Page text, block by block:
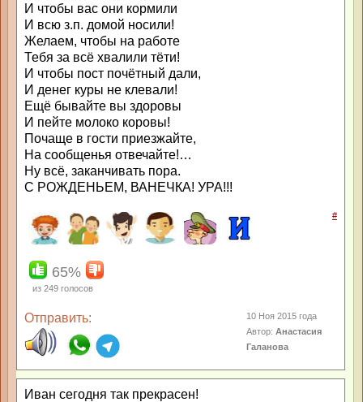
И чтобы вас они кормили
И всю з.п. домой носили!
Желаем, чтобы на работе
Тебя за всё хвалили тёти!
И чтобы пост почётный дали,
И денег куры не клевали!
Ещё бывайте вы здоровы
И пейте молоко коровы!
Почаще в гости приезжайте,
На сообщенья отвечайте!…
Ну всё, заканчивать пора.
С РОЖДЕНЬЕМ, ВАНЕЧКА! УРА!!!
#
65%
из 249 голосов
Отправить:
10 Ноя 2015 года
Автор:Анастасия
Галанова
Иван сегодня так прекрасен!